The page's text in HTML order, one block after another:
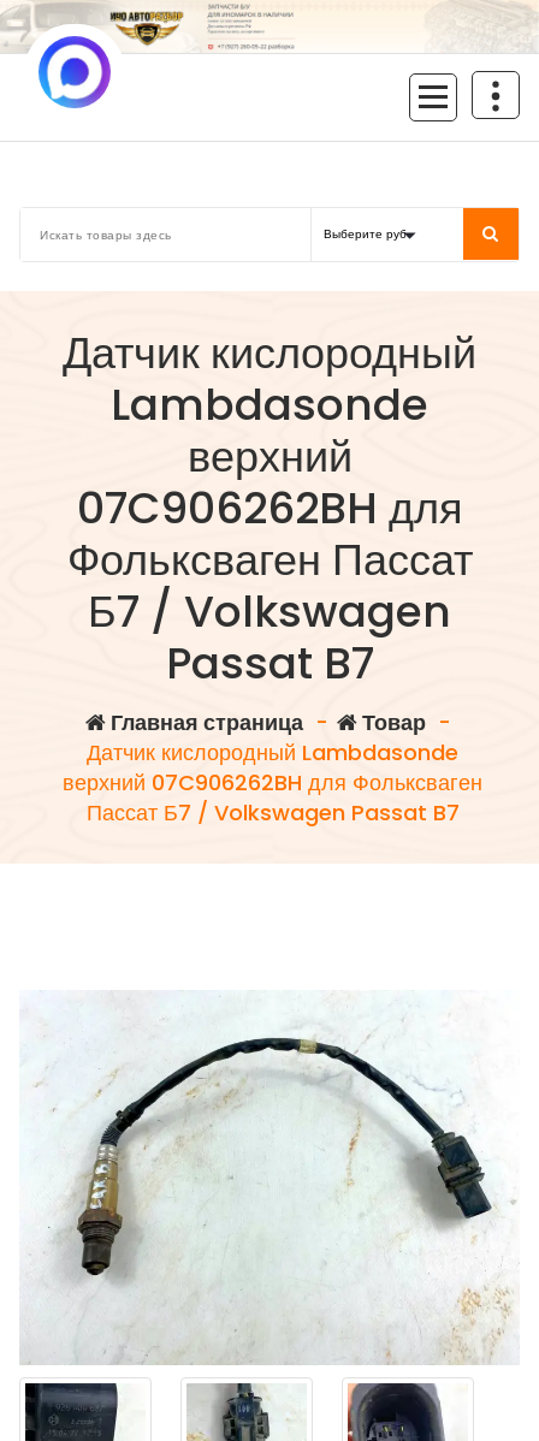
Перейти
к
содержимому
Датчик кислородный
Lambdasonde
верхний
07C906262BH для
Фольксваген Пассат
Б7 / Volkswagen
Passat B7
Главная страница- Товар-
Датчик кислородный Lambdasonde
верхний 07C906262BH для Фольксваген
Пассат Б7 / Volkswagen Passat B7